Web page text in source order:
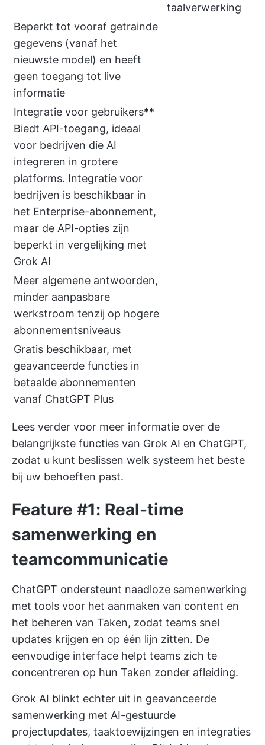
taalverwerking
Beperkt tot vooraf getrainde
gegevens (vanaf het
nieuwste model) en heeft
geen toegang tot live
informatie
Integratie voor gebruikers**
Biedt API-toegang, ideaal
voor bedrijven die AI
integreren in grotere
platforms. Integratie voor
bedrijven is beschikbaar in
het Enterprise-abonnement,
maar de API-opties zijn
beperkt in vergelijking met
Grok AI
Meer algemene antwoorden,
minder aanpasbare
werkstroom tenzij op hogere
abonnementsniveaus
Gratis beschikbaar, met
geavanceerde functies in
betaalde abonnementen
vanaf ChatGPT Plus
Lees verder voor meer informatie over de
belangrijkste functies van Grok AI en ChatGPT,
zodat u kunt beslissen welk systeem het beste
bij uw behoeften past.
Feature #1: Real-time
samenwerking en
teamcommunicatie
ChatGPT ondersteunt naadloze samenwerking
met tools voor het aanmaken van content en
het beheren van Taken, zodat teams snel
updates krijgen en op één lijn zitten. De
eenvoudige interface helpt teams zich te
concentreren op hun Taken zonder afleiding.
Grok AI blinkt echter uit in geavanceerde
samenwerking met AI-gestuurde
projectupdates, taaktoewijzingen en integraties